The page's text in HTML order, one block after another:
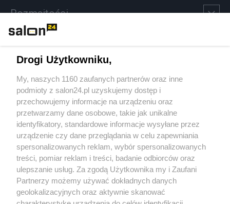
Rozmaitości
Sport
Społeczeństwo
Kultura
X Facebook Instagram Youtube
Drogi Użytkowniku,
My, naszych 1160 zaufanych partnerów oraz inne
podmioty z salon24.pl uzyskujemy dostęp i
przechowujemy informacje na urządzeniu oraz
przetwarzamy dane osobowe, takie jak unikalne
identyfikatory, standardowe informacje wysyłane przez
urządzenie czy dane przeglądania w celu zapewniania
spersonalizowanych reklam, wybór spersonalizowanych
treści, pomiar reklam i treści, badanie odbiorców oraz
ulepszanie usług. Za zgodą Użytkownika my i Zaufani
Partnerzy możemy używać dokładnych danych
geolokalizacyjnych oraz aktywnie skanować